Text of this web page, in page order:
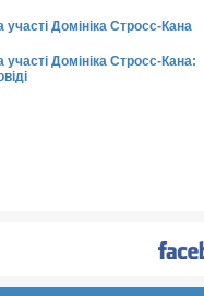
участі Домініка Стросс-Кана
участі Домініка Стросс-Кана: